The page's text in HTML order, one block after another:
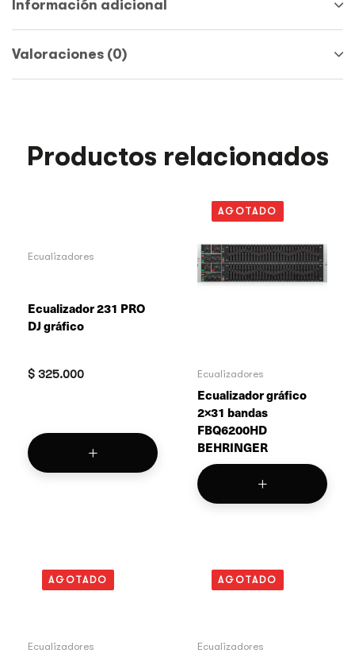
Información adicional
Valoraciones (0)
Productos relacionados
Ecualizadores
Ecualizador 231 PRO
DJ gráfico
$ 325.000
AGOTADO
Ecualizadores
Ecualizador gráfico
2×31 bandas
FBQ6200HD
BEHRINGER
AGOTADO
Ecualizadores
AGOTADO
Ecualizadores